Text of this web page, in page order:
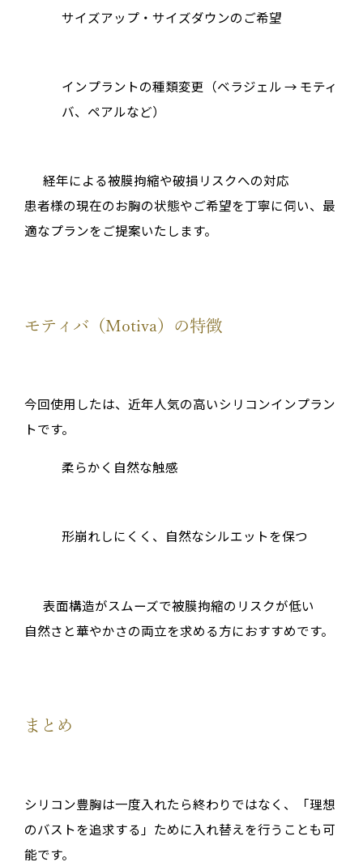
サイズアップ・サイズダウンのご希望
インプラントの種類変更（ベラジェル → モティ
バ、ペアルなど）
経年による被膜拘縮や破損リスクへの対応
患者様の現在のお胸の状態やご希望を丁寧に伺い、最
適なプランをご提案いたします。
モティバ（Motiva）の特徴
今回使用したは、近年人気の高いシリコンインプラン
トです。
柔らかく自然な触感
形崩れしにくく、自然なシルエットを保つ
表面構造がスムーズで被膜拘縮のリスクが低い
自然さと華やかさの両立を求める方におすすめです。
まとめ
シリコン豊胸は一度入れたら終わりではなく、「理想
のバストを追求する」ために入れ替えを行うことも可
能です。